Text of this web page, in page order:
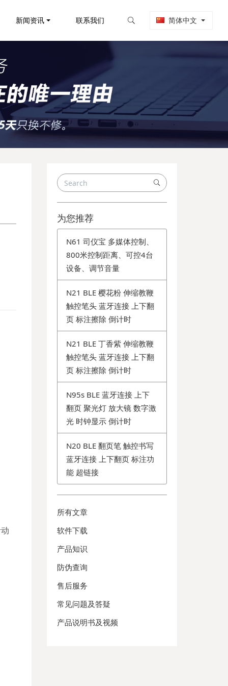
简体中文
新闻资讯 联系我们
为您推荐
N61 司仪宝 多媒体控制、
800米控制距离、可控4台
设备、调节音量
N21 BLE 樱花粉 伸缩教鞭
触控笔头 蓝牙连接 上下翻
页 标注擦除 倒计时
N21 BLE 丁香紫 伸缩教鞭
触控笔头 蓝牙连接 上下翻
页 标注擦除 倒计时
N95s BLE 蓝牙连接 上下
翻页 聚光灯 放大镜 数字激
光 时钟显示 倒计时
N20 BLE 翻页笔 触控书写
蓝牙连接 上下翻页 标注功
能 超链接
所有文章
软件下载
产品知识
防伪查询
售后服务
常见问题及答疑
产品说明书及视频